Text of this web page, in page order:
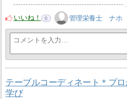
---------------------------------------------
いいね！
0 管理栄養士 ナホ
テーブルコーディネート＊プ
学び